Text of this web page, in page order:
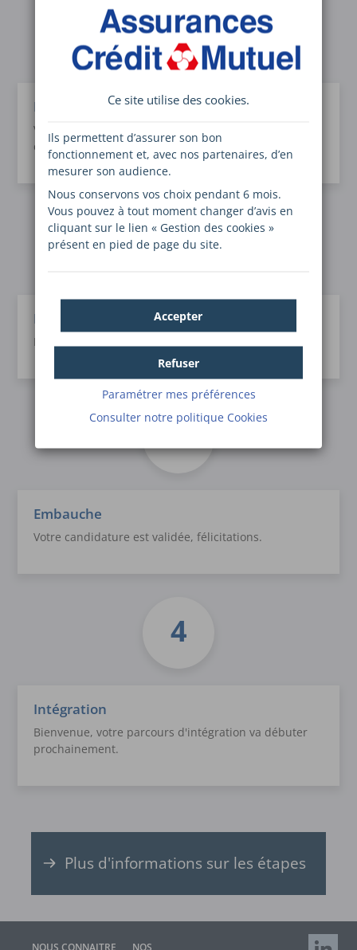
Premier contact
Vous avez postulé à une offre d'emploi et votre
candidature a retenu notre attention.
Entretien en face à face
Bravo, Vous êtes convié à un entretien en face à face.
Embauche
Votre candidature est validée, félicitations.
Intégration
Bienvenue, votre parcours d'intégration va débuter
prochainement.
Plus d'informations sur les étapes
NOUS CONNAITRE NOS
Ce site utilise descookies.
Ils permettent d’assurer son bon
fonctionnement et, avec nos partenaires, d’en
mesurer son audience.
Nous conservons vos choix pendant 6 mois.
Vous pouvez à tout moment changer d’avis en
cliquant sur le lien « Gestion des cookies »
présent en pied de page du site.
Accepter
Refuser
Paramétrer mes préférences
Consulter notre politique Cookies